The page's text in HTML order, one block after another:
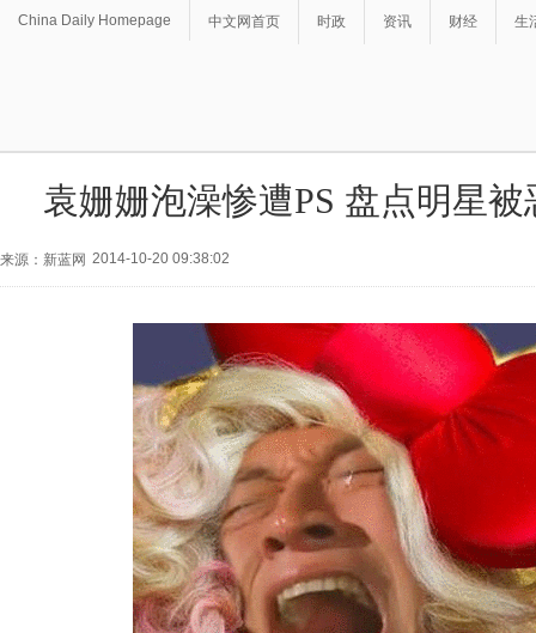
China Daily Homepage 中文网首页 时政 资讯 财经 生
袁姗姗泡澡惨遭PS 盘点明星
来源：新蓝网 2014-10-20 09:38:02